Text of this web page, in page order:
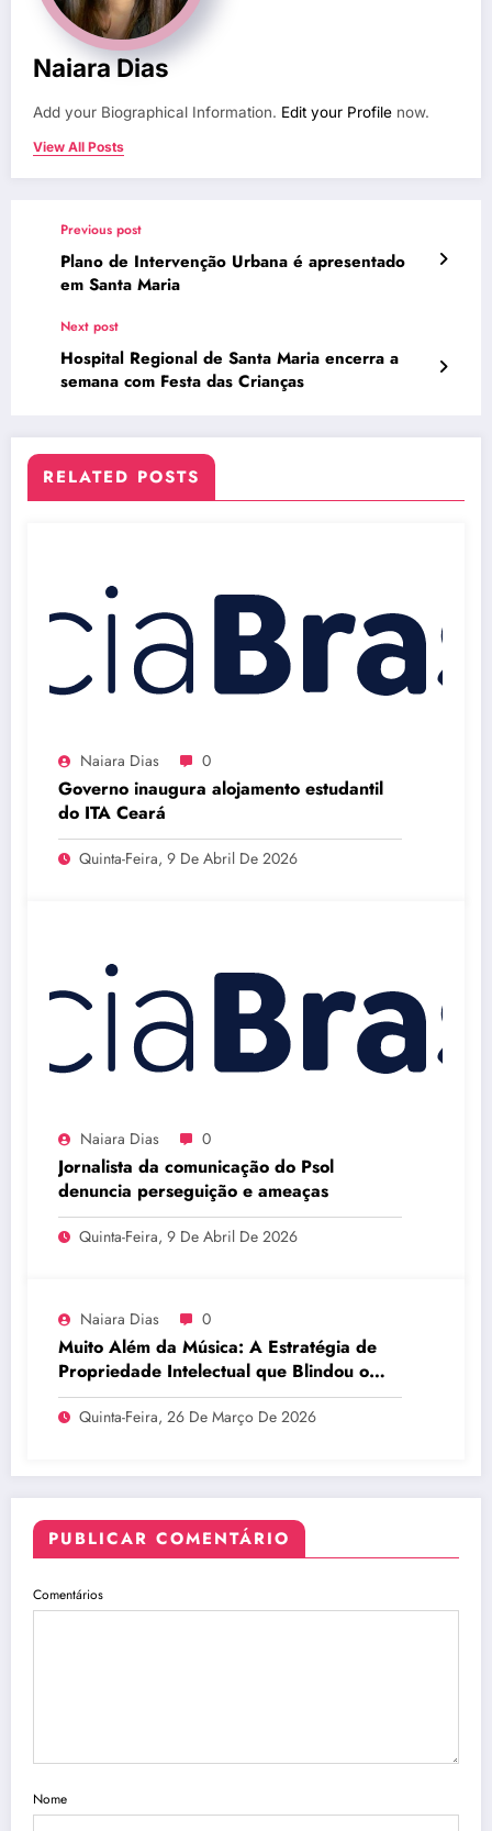
Naiara Dias
Add your Biographical Information. Edit your Profile now.
View All Posts
Previous post
Plano de Intervenção Urbana é apresentado
em Santa Maria
Next post
Hospital Regional de Santa Maria encerra a
semana com Festa das Crianças
RELATED POSTS
Naiara Dias 0
Governo inaugura alojamento estudantil
do ITA Ceará
Quinta-Feira, 9 De Abril De 2026
Naiara Dias 0
Jornalista da comunicação do Psol
denuncia perseguição e ameaças
Quinta-Feira, 9 De Abril De 2026
Naiara Dias 0
Muito Além da Música: A Estratégia de
Propriedade Intelectual que Blindou o
Legado do BTS
Quinta-Feira, 26 De Março De 2026
PUBLICAR COMENTÁRIO
Comentários
Nome